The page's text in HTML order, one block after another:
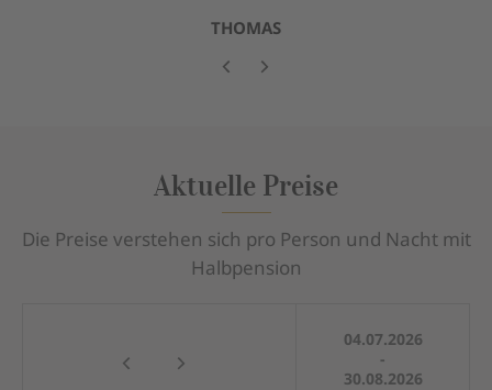
THOMAS
Aktuelle Preise
Die Preise verstehen sich pro Person und Nacht mit
Halbpension
04.07.2026
-
30.08.2026